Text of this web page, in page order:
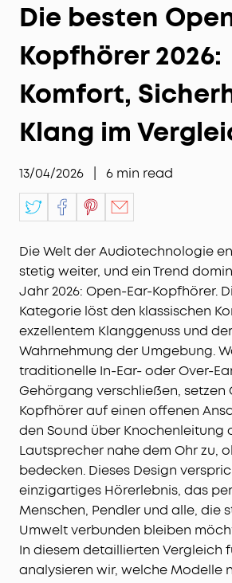
Die besten
Kopfhörer 2026:
Komfort,
Klang im
13/04/2026 6 min read
Die Welt der Audiotechnologie
stetig weiter, und ein Trend
Jahr 2026: Open-Ear-Kopfhörer.
Kategorie löst den klassischen
exzellentem Klanggenuss und
Wahrnehmung der Umgebung.
traditionelle In-Ear- oder Over-
Gehörgang verschließen, setzen
Kopfhörer auf einen offenen
den Sound über Knochenleitung
Lautsprecher nahe dem Ohr zu,
bedecken. Dieses Design
einzigartiges Hörerlebnis, das
Menschen, Pendler und alle, die
Umwelt verbunden bleiben
In diesem detaillierten Vergleich
analysieren wir, welche Modelle